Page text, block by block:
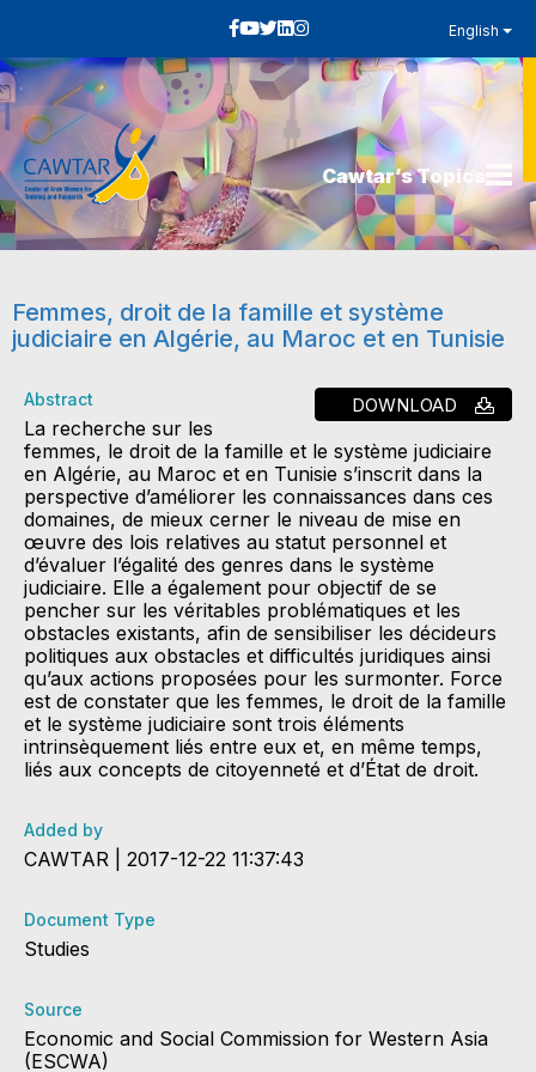
English
Cawtar’s Topics
Femmes, droit de la famille et système
judiciaire en Algérie, au Maroc et en Tunisie
DOWNLOAD
Abstract
La recherche sur les
femmes, le droit de la famille et le système judiciaire
en Algérie, au Maroc et en Tunisie s’inscrit dans la
perspective d’améliorer les connaissances dans ces
domaines, de mieux cerner le niveau de mise en
œuvre des lois relatives au statut personnel et
d’évaluer l’égalité des genres dans le système
judiciaire. Elle a également pour objectif de se
pencher sur les véritables problématiques et les
obstacles existants, afin de sensibiliser les décideurs
politiques aux obstacles et difficultés juridiques ainsi
qu’aux actions proposées pour les surmonter. Force
est de constater que les femmes, le droit de la famille
et le système judiciaire sont trois éléments
intrinsèquement liés entre eux et, en même temps,
liés aux concepts de citoyenneté et d’État de droit.
Added by
CAWTAR | 2017-12-22 11:37:43
Document Type
Studies
Source
Economic and Social Commission for Western Asia
(ESCWA)